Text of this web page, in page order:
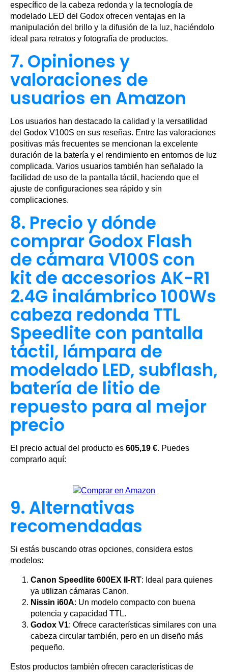
específico de la cabeza redonda y la tecnología de
modelado LED del Godox ofrecen ventajas en la
manipulación del brillo y la difusión de la luz, haciéndolo
ideal para retratos y fotografía de productos.
7. Opiniones y
valoraciones de
usuarios en Amazon
Los usuarios han destacado la calidad y la versatilidad
del Godox V100S en sus reseñas. Entre las valoraciones
positivas más frecuentes se mencionan la excelente
duración de la batería y el rendimiento en entornos de luz
complicada. Varios usuarios también han señalado la
facilidad de uso de la pantalla táctil, haciendo que el
ajuste de configuraciones sea rápido y sin
complicaciones.
8. Precio y dónde
comprar Godox Flash
de cámara V100S con
kit de accesorios AK-R1
2.4G inalámbrico 100Ws
cabeza redonda TTL
Speedlite con pantalla
táctil, lámpara de
modelado LED, subflash,
batería de litio de
repuesto para al mejor
precio
El precio actual del producto es 605,19 €. Puedes
comprarlo aquí:
9. Alternativas
recomendadas
Si estás buscando otras opciones, considera estos
modelos:
Canon Speedlite 600EX II-RT: Ideal para quienes
ya utilizan cámaras Canon.
Nissin i60A: Un modelo compacto con buena
potencia y capacidad TTL.
Godox V1: Ofrece características similares con una
cabeza circular también, pero en un diseño más
pequeño.
Estos productos también ofrecen características de